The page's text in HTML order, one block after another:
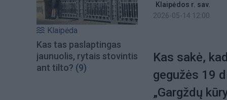
Klaipėda
Kas tas paslaptingas
jaunuolis, rytais stovintis
ant tilto? (9)
Klaipėdos r. sav.
2026-05-14 12:00
Kas sakė,
gegužės 19
„Gargždų